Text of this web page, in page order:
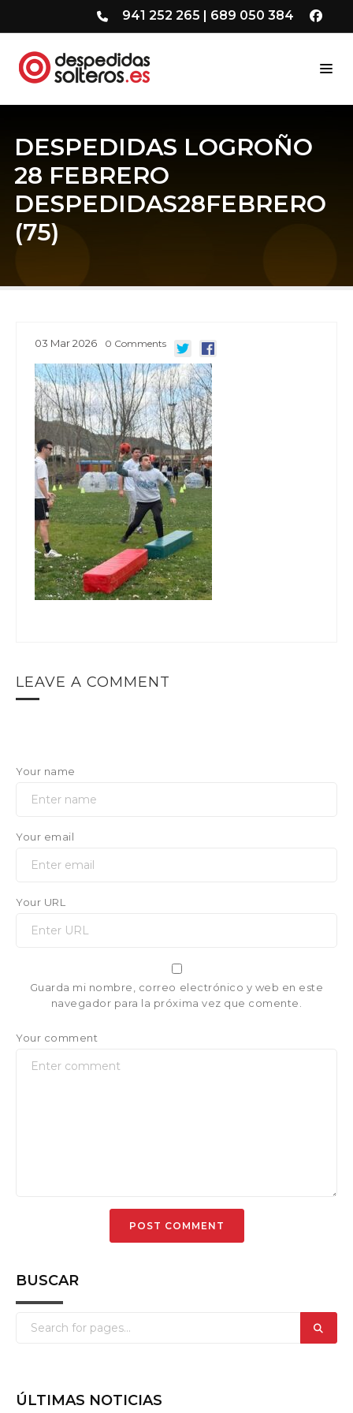
941 252 265 | 689 050 384
DESPEDIDAS LOGROÑO
28 FEBRERO
DESPEDIDAS28FEBRERO
(75)
03 Mar2026 0 Comments
LEAVE A COMMENT
Your name
Your email
Your URL
Guarda mi nombre, correo electrónico y web en este
navegador para la próxima vez que comente.
Your comment
BUSCAR
ÚLTIMAS NOTICIAS